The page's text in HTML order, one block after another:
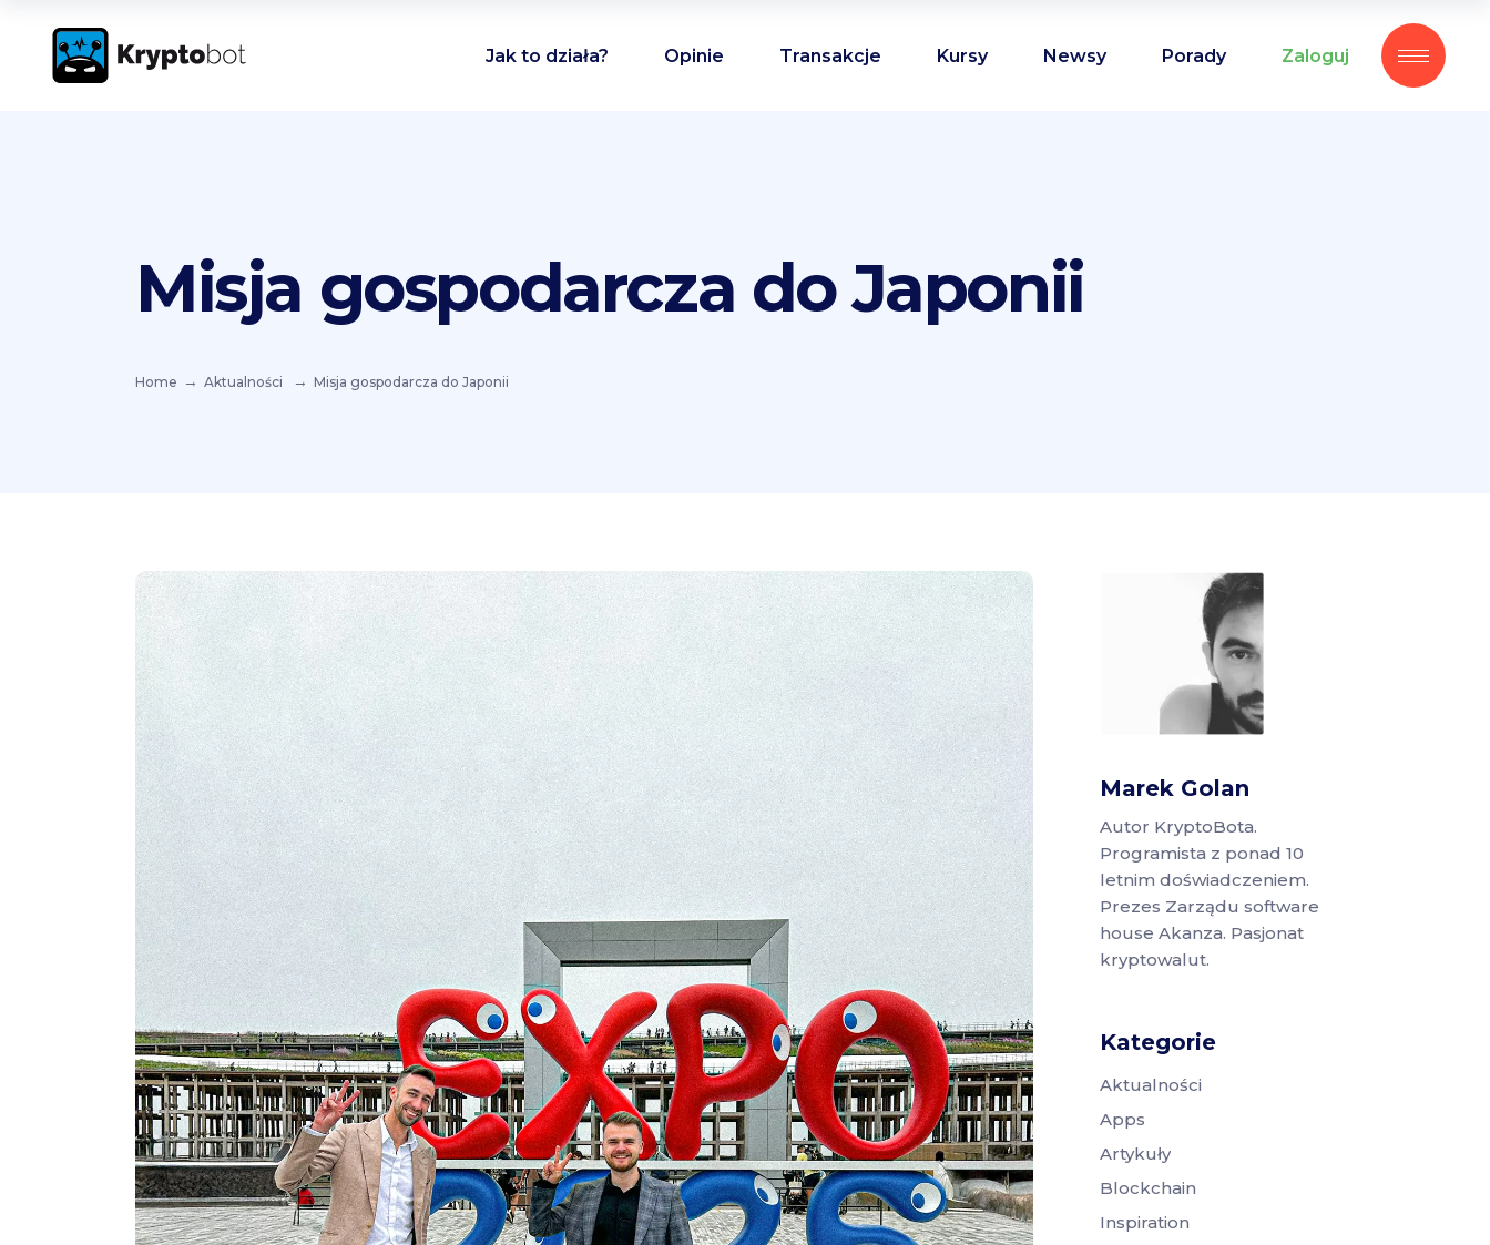
Jak to działa? Opinie Transakcje Kursy Newsy Porady Zaloguj
Misja gospodarcza do Japonii
Home Aktualności Misja gospodarcza do Japonii
Marek Golan
Autor KryptoBota.
Programista z ponad 10
letnim doświadczeniem.
Prezes Zarządu software
house Akanza. Pasjonat
kryptowalut.
Kategorie
Aktualności
Apps
Artykuły
Blockchain
Inspiration